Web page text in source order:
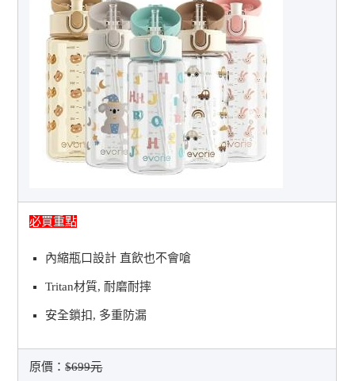
必買重點
內縮瓶口設計 直飲也不會嗆
Tritan材質, 耐磨耐摔
安全鎖扣, 多重防漏
原價：$699元